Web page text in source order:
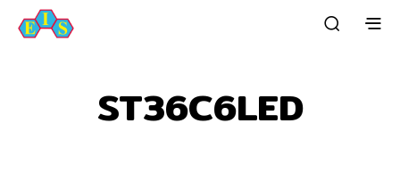
ST36C6LED